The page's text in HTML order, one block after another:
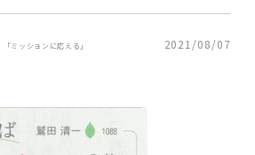
「ミッションに応える」 2021/08/07